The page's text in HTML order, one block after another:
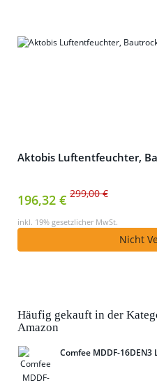
Aktobis Luftentfeuchter,
196,32 € 299,00 €
inkl. 19% gesetzlicher MwSt.
Nicht
Häufig gekauft in der
Amazon
Comfee MDDF-